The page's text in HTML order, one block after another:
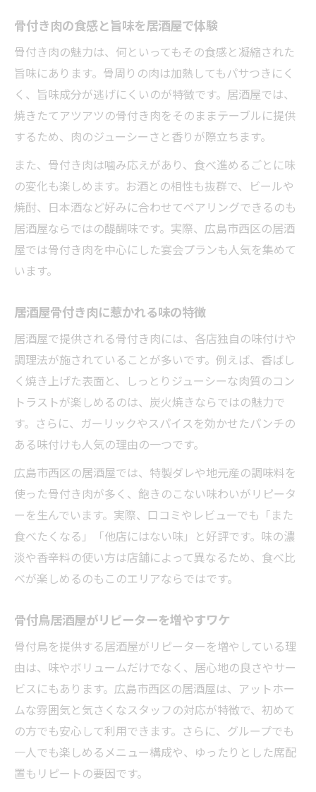
骨付き肉の食感と旨味を居酒屋で体験
骨付き肉の魅力は、何といってもその食感と凝縮された
旨味にあります。骨周りの肉は加熱してもパサつきにく
く、旨味成分が逃げにくいのが特徴です。居酒屋では、
焼きたてアツアツの骨付き肉をそのままテーブルに提供
するため、肉のジューシーさと香りが際立ちます。
また、骨付き肉は噛み応えがあり、食べ進めるごとに味
の変化も楽しめます。お酒との相性も抜群で、ビールや
焼酎、日本酒など好みに合わせてペアリングできるのも
居酒屋ならではの醍醐味です。実際、広島市西区の居酒
屋では骨付き肉を中心にした宴会プランも人気を集めて
います。
居酒屋骨付き肉に惹かれる味の特徴
居酒屋で提供される骨付き肉には、各店独自の味付けや
調理法が施されていることが多いです。例えば、香ばし
く焼き上げた表面と、しっとりジューシーな肉質のコン
トラストが楽しめるのは、炭火焼きならではの魅力で
す。さらに、ガーリックやスパイスを効かせたパンチの
ある味付けも人気の理由の一つです。
広島市西区の居酒屋では、特製ダレや地元産の調味料を
使った骨付き肉が多く、飽きのこない味わいがリピータ
ーを生んでいます。実際、口コミやレビューでも「また
食べたくなる」「他店にはない味」と好評です。味の濃
淡や香辛料の使い方は店舗によって異なるため、食べ比
べが楽しめるのもこのエリアならではです。
骨付鳥居酒屋がリピーターを増やすワケ
骨付鳥を提供する居酒屋がリピーターを増やしている理
由は、味やボリュームだけでなく、居心地の良さやサー
ビスにもあります。広島市西区の居酒屋は、アットホー
ムな雰囲気と気さくなスタッフの対応が特徴で、初めて
の方でも安心して利用できます。さらに、グループでも
一人でも楽しめるメニュー構成や、ゆったりとした席配
置もリピートの要因です。